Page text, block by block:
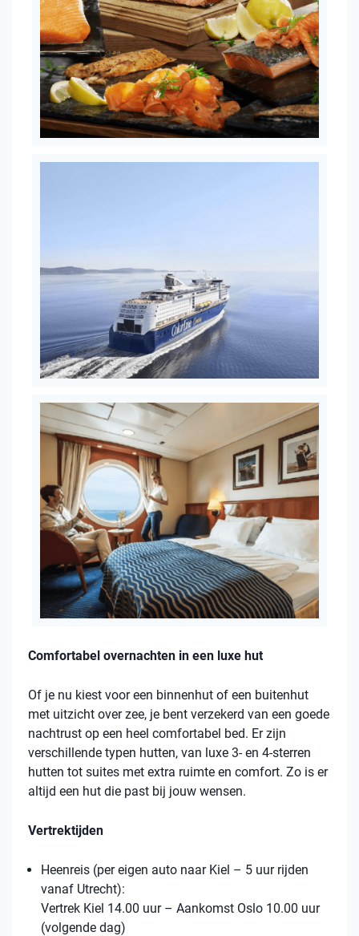
Comfortabel overnachten in een luxe hut
Of je nu kiest voor een binnenhut of een buitenhut
met uitzicht over zee, je bent verzekerd van een goede
nachtrust op een heel comfortabel bed. Er zijn
verschillende typen hutten, van luxe 3- en 4-sterren
hutten tot suites met extra ruimte en comfort. Zo is er
altijd een hut die past bij jouw wensen.
Vertrektijden
Heenreis (per eigen auto naar Kiel – 5 uur rijden
vanaf Utrecht):
Vertrek Kiel 14.00 uur – Aankomst Oslo 10.00 uur
(volgende dag)